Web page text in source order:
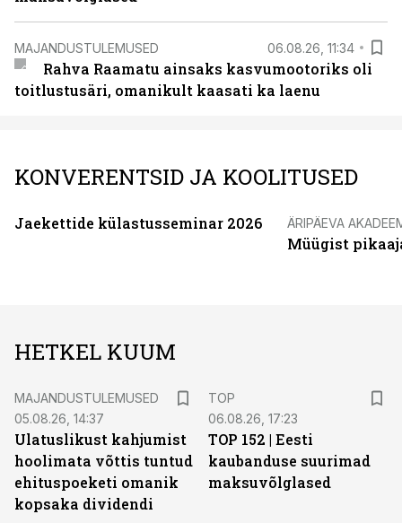
MAJANDUSTULEMUSED 06.08.26, 11:34
Rahva Raamatu ainsaks kasvumootoriks oli
toitlustusäri, omanikult kaasati ka laenu
KONVERENTSID JA KOOLITUSED
Jaekettide külastusseminar 2026 ÄRIPÄEVA
Müügist
HETKEL KUUM
MAJANDUSTULEMUSED
05.08.26, 14:37
Ulatuslikust kahjumist
hoolimata võttis tuntud
ehituspoeketi omanik
kopsaka dividendi
TOP
06.08.26, 17:23
TOP 152 | Eesti
kaubanduse suurimad
maksuvõlglased